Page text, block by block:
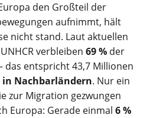
den Großteil der
aufnimmt, hält
nicht stand. Laut aktuellen
verbleiben 69 % der
das entspricht 43,7 Millionen
in Nachbarländern. Nur ein
zur Migration gezwungen
Europa: Gerade einmal 6 %